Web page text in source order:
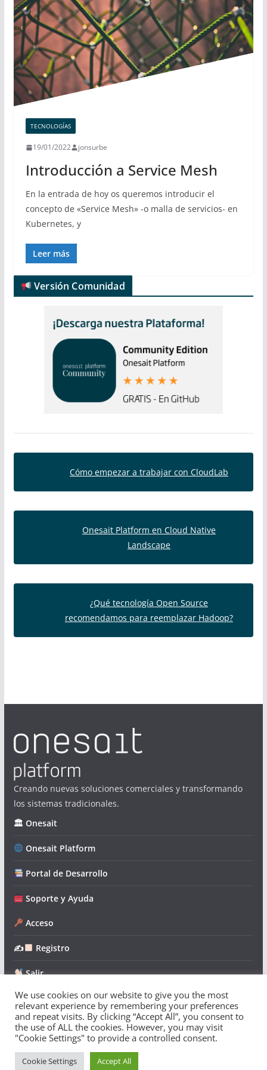
TECNOLOGÍAS
19/01/2022 jonsurbe
Introducción a Service Mesh
En la entrada de hoy os queremos introducir el
concepto de «Service Mesh» -o malla de servicios- en
Kubernetes, y
Leer más
Versión Comunidad
Cómo empezar a trabajar con CloudLab
Onesait Platform en Cloud Native
Landscape
¿Qué tecnología Open Source
recomendamos para reemplazar Hadoop?
Creando nuevas soluciones comerciales y transformando
los sistemas tradicionales.
🏛 Onesait
Onesait Platform
Portal de Desarrollo
Soporte y Ayuda
Acceso
✍ Registro
Salir
Copyright © 2026Onesait Platform Community. Todos los
derechos reservados.
We use cookies on our website to give you the most
relevant experience by remembering your preferences
and repeat visits. By clicking “Accept All”, you consent to
the use of ALL the cookies. However, you may visit
"Cookie Settings" to provide a controlled consent.
Cookie Settings Accept All